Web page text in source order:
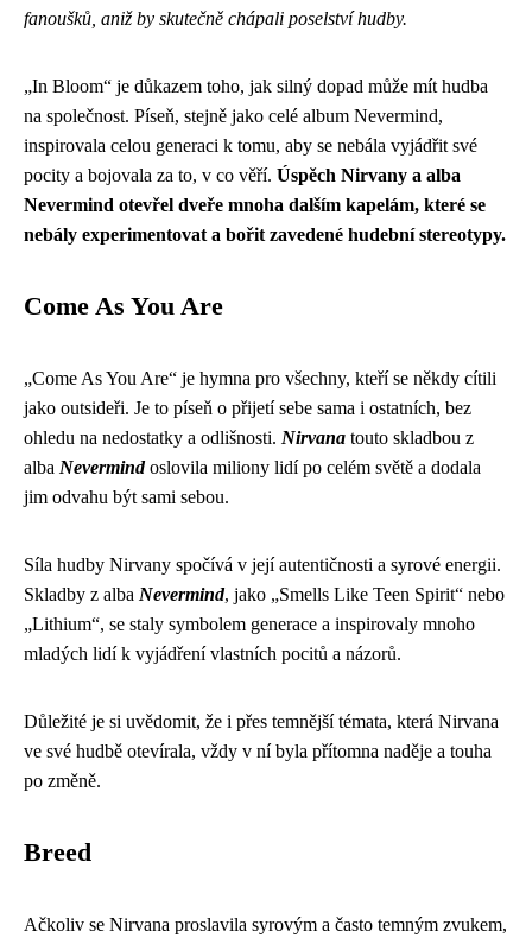
fanoušků, aniž by skutečně chápali poselství hudby.
„In Bloom“ je důkazem toho, jak silný dopad může mít hudba
na společnost. Píseň, stejně jako celé album Nevermind,
inspirovala celou generaci k tomu, aby se nebála vyjádřit své
pocity a bojovala za to, v co věří. Úspěch Nirvany a alba
Nevermind otevřel dveře mnoha dalším kapelám, které se
nebály experimentovat a bořit zavedené hudební stereotypy.
Come As You Are
„Come As You Are“ je hymna pro všechny, kteří se někdy cítili
jako outsideři. Je to píseň o přijetí sebe sama i ostatních, bez
ohledu na nedostatky a odlišnosti. Nirvana touto skladbou z
alba Nevermindoslovila miliony lidí po celém světě a dodala
jim odvahu být sami sebou.
Síla hudby Nirvany spočívá v její autentičnosti a syrové energii.
Skladby z alba Nevermind, jako „Smells Like Teen Spirit“ nebo
„Lithium“, se staly symbolem generace a inspirovaly mnoho
mladých lidí k vyjádření vlastních pocitů a názorů.
Důležité je si uvědomit, že i přes temnější témata, která Nirvana
ve své hudbě otevírala, vždy v ní byla přítomna naděje a touha
po změně.
Breed
Ačkoliv se Nirvana proslavila syrovým a často temným zvukem,